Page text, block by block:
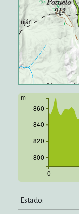
0
800
820
840
860
m
Estado: